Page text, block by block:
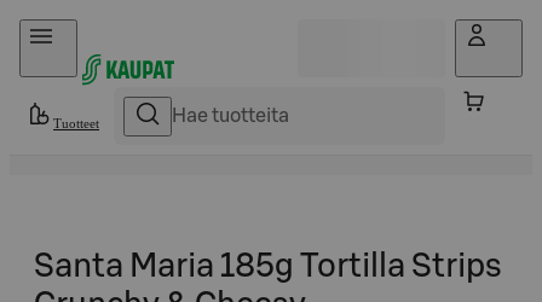
Hyppää sisältöön
Tuotteet
Santa Maria 185g Tortilla Strips